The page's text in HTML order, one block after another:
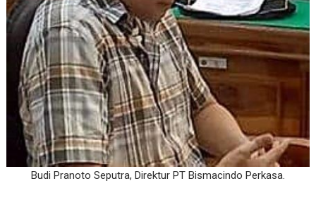
Budi Pranoto Seputra, Direktur PT Bismacindo Perkasa.